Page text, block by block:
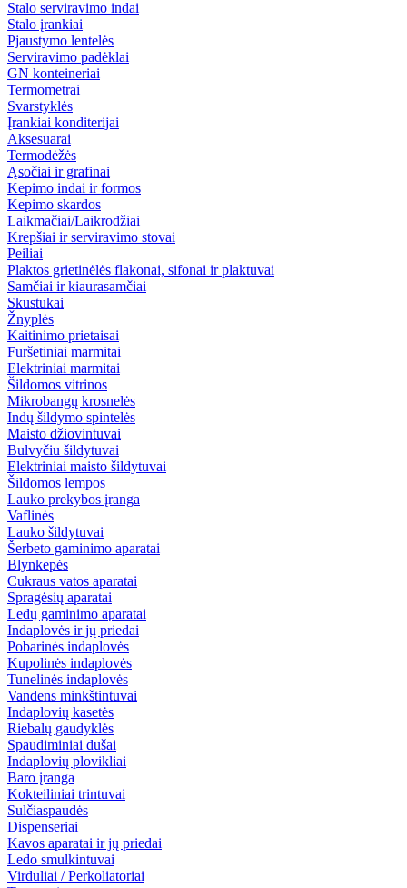
Stalo serviravimo indai
Stalo įrankiai
Pjaustymo lentelės
Serviravimo padėklai
GN konteineriai
Termometrai
Svarstyklės
Įrankiai konditerijai
Aksesuarai
Termodėžės
Ąsočiai ir grafinai
Kepimo indai ir formos
Kepimo skardos
Laikmačiai/Laikrodžiai
Krepšiai ir serviravimo stovai
Peiliai
Plaktos grietinėlės flakonai, sifonai ir plaktuvai
Samčiai ir kiaurasamčiai
Skustukai
Žnyplės
Kaitinimo prietaisai
Furšetiniai marmitai
Elektriniai marmitai
Šildomos vitrinos
Mikrobangų krosnelės
Indų šildymo spintelės
Maisto džiovintuvai
Bulvyčiu šildytuvai
Elektriniai maisto šildytuvai
Šildomos lempos
Lauko prekybos įranga
Vaflinės
Lauko šildytuvai
Šerbeto gaminimo aparatai
Blynkepės
Cukraus vatos aparatai
Spragėsių aparatai
Ledų gaminimo aparatai
Indaplovės ir jų priedai
Pobarinės indaplovės
Kupolinės indaplovės
Tunelinės indaplovės
Vandens minkštintuvai
Indaplovių kasetės
Riebalų gaudyklės
Spaudiminiai dušai
Indaplovių plovikliai
Baro įranga
Kokteiliniai trintuvai
Sulčiaspaudės
Dispenseriai
Kavos aparatai ir jų priedai
Ledo smulkintuvai
Virduliai / Perkoliatoriai